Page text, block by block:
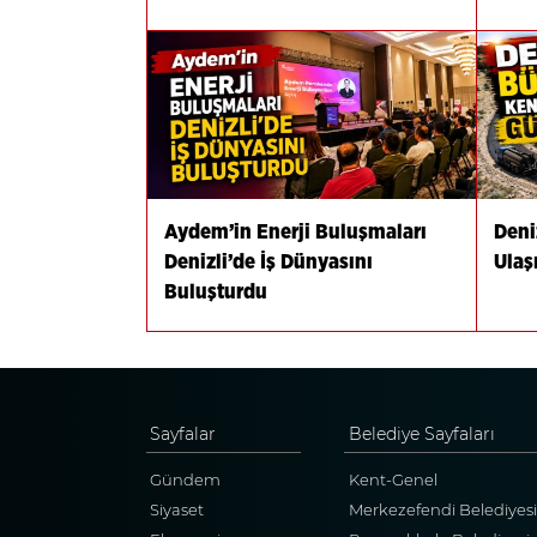
Aydem’in Enerji Buluşmaları
Denizli’de İş Dünyasını
Buluşturdu
Sayfalar
Gündem
Siyaset
Belediye Sayfaları
Kent-Genel
Merkezefendi Belediyesi